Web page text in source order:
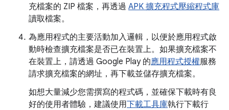
充檔案的 ZIP 檔案，再透過 APK 擴充程式壓縮程式庫
讀取檔案。
為應用程式的主要活動加入邏輯，以便於應用程式啟
動時檢查擴充檔案是否已在裝置上。如果擴充檔案不
在裝置上，請透過 Google Play 的應用程式授權服務
請求擴充檔案的網址，再下載並儲存擴充檔案。
如想大量減少您需撰寫的程式碼，並確保下載時有良
好的使用者體驗，建議使用下載工具庫執行下載行